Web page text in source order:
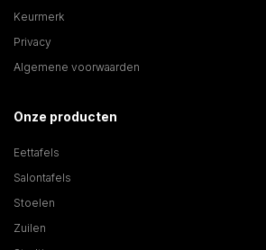
Keurmerk
Privacy
Algemene voorwaarden
Onze producten
Eettafels
Salontafels
Stoelen
Zuilen